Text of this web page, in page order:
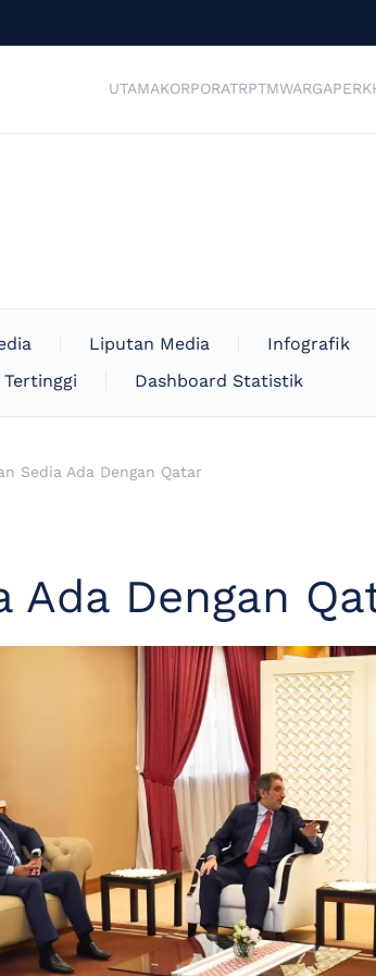
UTAMAKORPORATRPTMWARGA
Liputan Media
Infografik
Tertinggi Dashboard Statistik
Sedia Ada Dengan Qatar
Ada Dengan